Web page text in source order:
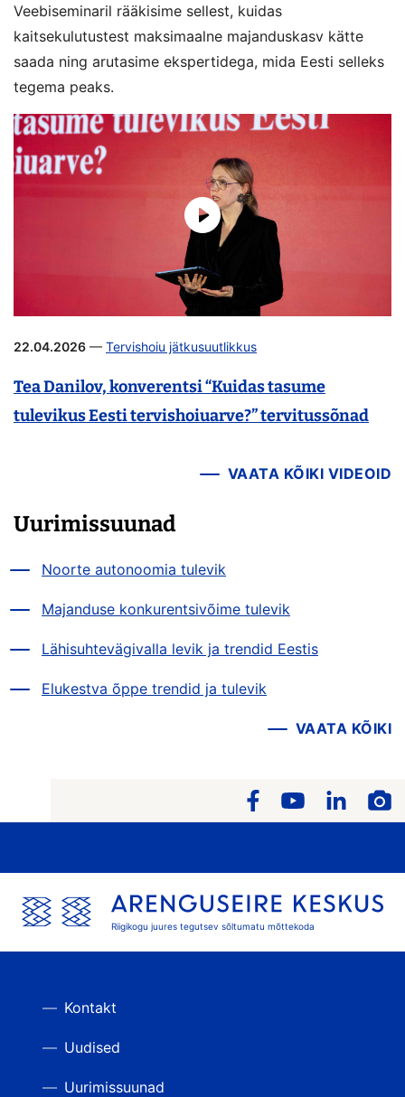
Veebiseminaril rääkisime sellest, kuidas
kaitsekulutustest maksimaalne majanduskasv kätte
saada ning arutasime ekspertidega, mida Eesti selleks
tegema peaks.
22.04.2026 — Tervishoiu jätkusuutlikkus
Tea Danilov, konverentsi “Kuidas tasume
tulevikus Eesti tervishoiuarve?” tervitussõnad
VAATA KÕIKI VIDEOID
Uurimissuunad
Noorte autonoomia tulevik
Majanduse konkurentsivõime tulevik
Lähisuhtevägivalla levik ja trendid Eestis
Elukestva õppe trendid ja tulevik
VAATA KÕIKI
Riigikogu juures tegutsev sõltumatu mõttekoda
Kontakt
Uudised
Uurimissuunad